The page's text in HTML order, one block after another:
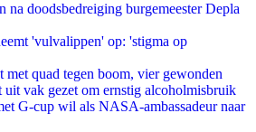
na doodsbedreiging burgemeester Depla
'vulvalippen' op: 'stigma op
met quad tegen boom, vier gewonden
uit vak gezet om ernstig alcoholmisbruik
G-cup wil als NASA-ambassadeur naar